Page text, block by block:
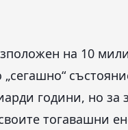
на 10
години, но за
тогавашни